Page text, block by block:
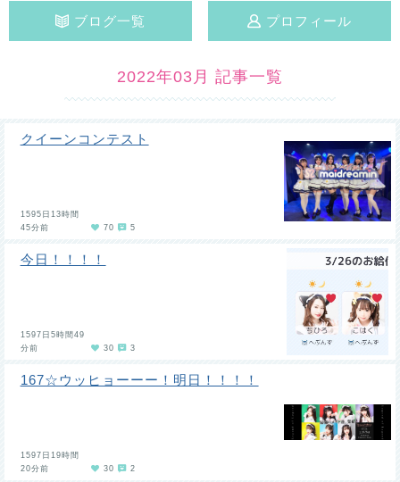
ブログ一覧 プロフィール
2022年03月 記事一覧
クイーンコンテスト
1595日13時間
45分前
70 5
今日！！！！
1597日5時間49
分前
30 3
167☆ウッヒョーーー！明日！！！！
1597日19時間
20分前
30 2